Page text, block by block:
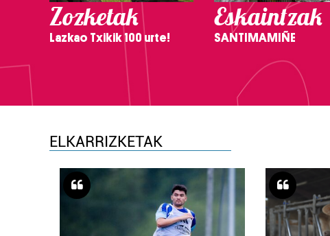
Zozketak
Lazkao Txikik 100 urte!
Eskaintzak
SANTIMAMIÑE
ELKARRIZKETAK